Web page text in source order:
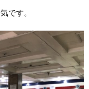
です。